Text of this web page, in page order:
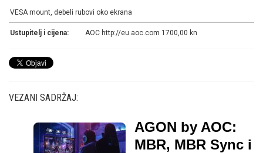
VESA mount, debeli rubovi oko ekrana
Ustupitelj i cijena: AOC http://eu.aoc.com 1700,00 kn
VEZANI SADRŽAJ:
AGON by AOC:
MBR, MBR Sync i